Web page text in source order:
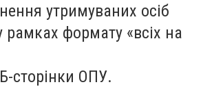
утримуваних осіб
рамках формату «всіх на
сторінки ОПУ.